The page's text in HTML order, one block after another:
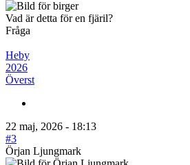
Vad är detta för en fjäril?
Fråga
Heby
2026
Överst
22 maj, 2026 - 18:13
#3
Örjan Ljungmark